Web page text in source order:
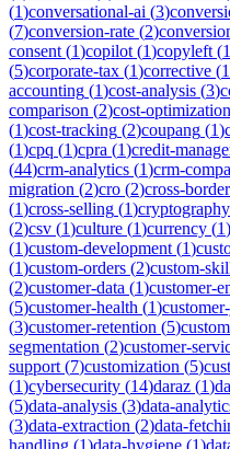
(1)conversational-ai (3)
(7)conversion-rate (2)
consent (1)copilot (1)copyleft (1
(5)corporate-tax (1)corrective (1
accounting (1)cost-analysis (3)
comparison (2)cost-optimization
(1)cost-tracking (2)coupang (1)
(1)cpq (1)cpra (1)credit-
(44)crm-analytics (1)crm-
migration (2)cro (2)cross-border
(1)cross-selling (1)cryptography
(2)csv (1)culture (1)currency (1)
(1)custom-development (1)
(1)custom-orders (2)custom-
(2)customer-data (1)customer-
(5)customer-health (1)
(3)customer-retention (5)
segmentation (2)customer-
support (7)customization (5)
(1)cybersecurity (14)daraz (1)
(5)data-analysis (3)data-
(3)data-extraction (2)data-
handling (1)data-hygiene (1)